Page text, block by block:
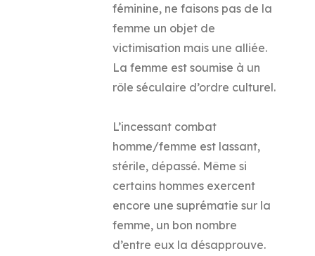
féminine, ne faisons pas de la
femme un objet de
victimisation mais une alliée.
La femme est soumise à un
rôle séculaire d’ordre culturel.
L’incessant combat
homme/femme est lassant,
stérile, dépassé. Même si
certains hommes exercent
encore une suprématie sur la
femme, un bon nombre
d’entre eux la désapprouve.